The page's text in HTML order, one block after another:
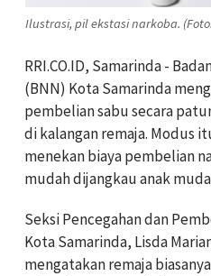
Ilustrasi, pil ekstasi narkoba.
RRI.CO.ID, Samarinda -
(BNN) Kota Samarinda
pembelian sabu secara
di kalangan remaja. Modus
menekan biaya pembelian
mudah dijangkau anak
Seksi Pencegahan dan
Kota Samarinda, Lisda
mengatakan remaja